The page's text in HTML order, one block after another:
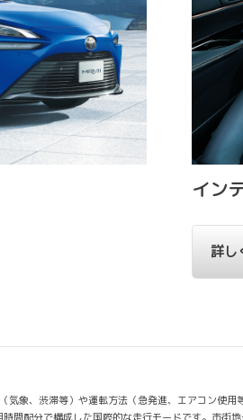
イン
詳し
象、渋滞等）や運転方法（急発進、エアコン使用